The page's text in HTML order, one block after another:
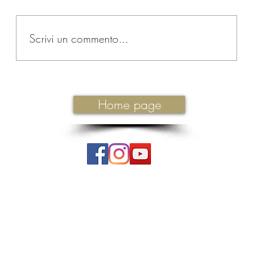
Scrivi un commento...
Home page